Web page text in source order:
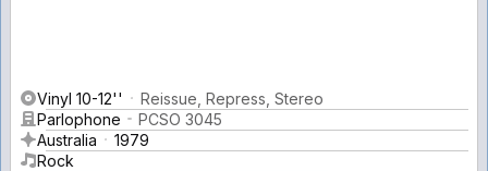
Vinyl 10-12''
Reissue, Repress, Stereo
Parlophone
PCSO 3045
Australia
1979
Rock